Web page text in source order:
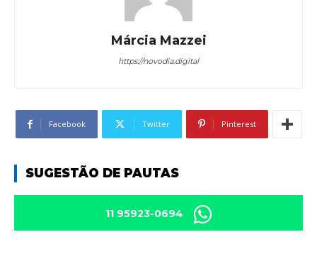
Márcia Mazzei
https://novodia.digital
Facebook Twitter Pinterest
SUGESTÃO DE PAUTAS
11 95923-0694